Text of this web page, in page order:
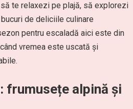
te relaxezi pe plajă, să explorezi
de deliciile culinare
pentru escaladă aici este din
vremea este uscată și
frumusețe alpină și